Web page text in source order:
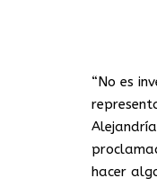
“No es
hacer